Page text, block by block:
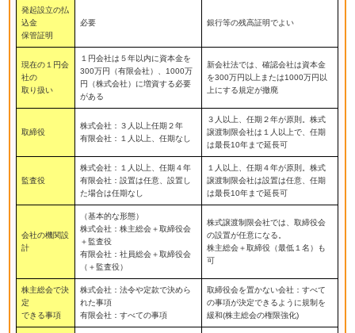
発起設立の払
込金
保管証明
必要 銀行等の残高証明でよい
現在の１円会
社の
取り扱い
１円会社は５年以内に資本金を
300万円（有限会社）、1000万
円（株式会社）に増資する必要
がある
新会社法では、確認会社は資本金
を300万円以上または1000万円以
上にする規定が撤廃
取締役
株式会社：３人以上任期２年
有限会社：１人以上、任期なし
３人以上、任期２年が原則。株式
譲渡制限会社は１人以上で、任期
は最長10年まで延長可
監査役
株式会社：１人以上、任期４年
有限会社：設置は任意、設置し
た場合は任期なし
１人以上、任期４年が原則。株式
譲渡制限会社は設置は任意、任期
は最長10年まで延長可
会社の機関設
計
（基本的な形態）
株式会社：株主総会＋取締役会
＋監査役
有限会社：社員総会＋取締役会
（＋監査役）
株式譲渡制限会社では、取締役会
の設置が任意になる。
株主総会＋取締役（最低１名）も
可
株主総会で決
定
できる事項
株式会社：法令や定款で決めら
れた事項
有限会社：すべての事項
取締役会を置かない会社：すべて
の事項が決定できるように規制を
緩和(株主総会の権限強化)